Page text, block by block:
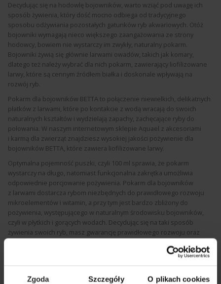
Zgoda Szczegóły O plikach cookies
Decydując się na hodowlę bojowników, warto wziąć pod uwagę ich
sposób żywienia, który dość mocno odbiega od tradycyjnego
sposobu odżywiania pozostałych gatunków ryb akwariowych. Otóż
bojowniki wymagają nieco większego zaangażowania ze strony
hodowcy, bowiem nie wystarczy im zwykły, naturalny pokarm.
Bojowniki żywią się głównie larwami owadów, takich jak komary,
dlatego też należy wybrać dla nich pokarm, zawierający liofilizowane
larwy, które są cennym źródłem białka i doskonale wpływają na
rozwój ryb.
Pokarm dla bojowników BETTA to połączenie niewielkich, delikatnych
płatków z larwami, które po kontakcie z wodą wracają do swoich
naturalnych kształtów i wydzielają zapachy, zachęcające ryby do
polowania. W naszym internetowym sklepie Aquael z akcesoriami
i karmą dla zwierząt znajdziesz wysokiej jakości pożywienie dla
bojowników BETTA, które zawiera liofilizowane larwy.
Optymalna pojemność puszki, czyli 100 ml sprawia, że pokarm
wystarczy na długo, natomiast funkcjonalna zakrętka umożliwia
odpowiednie porcjowanie pożywienia. Pokarm dla bojowników
z larwami dostarcza rybom niezbędnych do prawidłowego rozwoju
mikroelementów i witamin, a przy tym jest bardzo zbliżony do
pożywienia, występującego w naturalnym środowisku bojowników,
czyli w płytkich i gorących wodach. Decydując się na taki sposób
żywienia swoich ryb, masz gwarancję prawidłowego rozwoju oraz
przed szkodliwym działaniem czynników zewnętrznych. Postaw więc
odżywczych.